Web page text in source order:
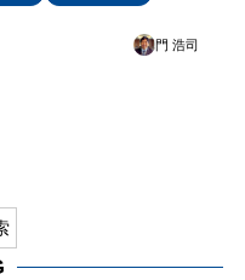
門 浩司